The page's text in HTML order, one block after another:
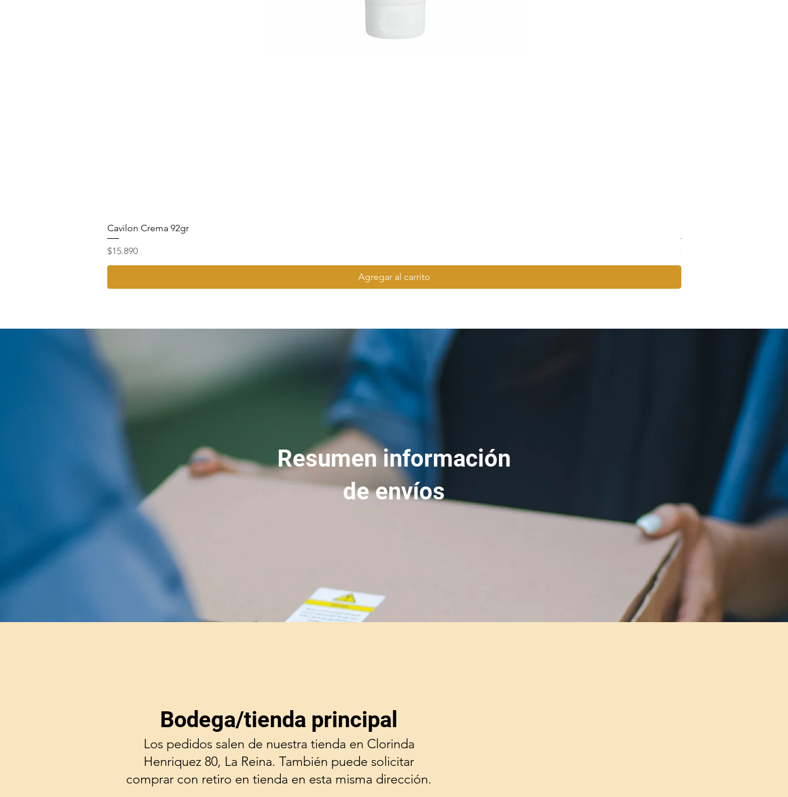
Cavilon Crema 92gr
Precio
$15.890
Agregar al carrito
Precio
$15.990
Resumen información
de envíos
Bodega/tienda principal
Los pedidos salen de nuestra tienda en Clorinda
Henriquez 80, La Reina. También puede solicitar
comprar con retiro en tienda en esta misma dirección.